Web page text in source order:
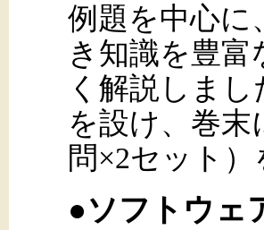
例題を中心に
き知識を豊
く解説しま
を設け、巻末
問×2セット
●ソフトウェ